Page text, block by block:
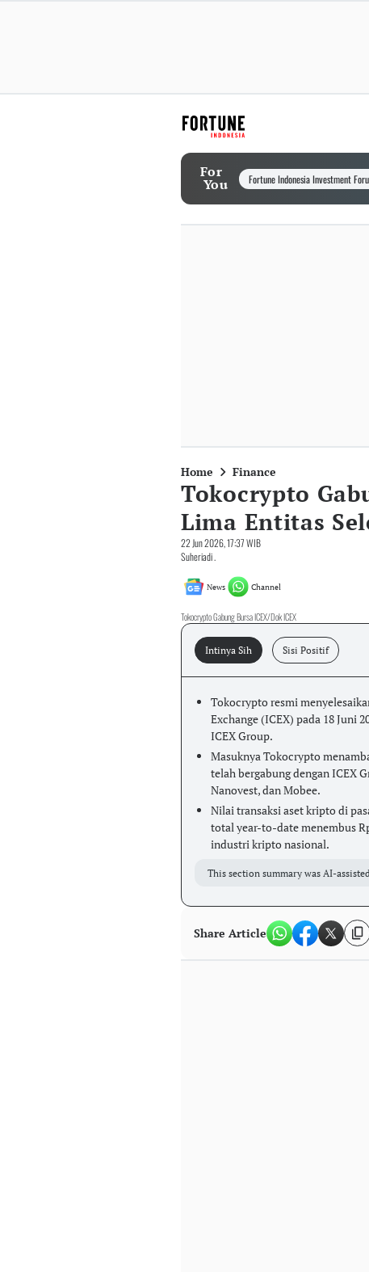
For
You Fortune Indonesia Investment
Home Finance
Tokocrypto
Lima Entitas
22 Jun 2026, 17:37 WIB
Suheriadi .
News Channel
Tokocrypto Gabung Bursa ICEX/Dok ICEX
Intinya Sih Sisi Positif
Tokocrypto resmi
Exchange (ICEX) pada 18 Juni
ICEX Group.
Masuknya Tokocrypto
telah bergabung dengan ICEX
Nanovest, dan Mobee.
Nilai transaksi aset kripto di
total year-to-date menembus
industri kripto nasional.
This section summary was AI-
Share Article